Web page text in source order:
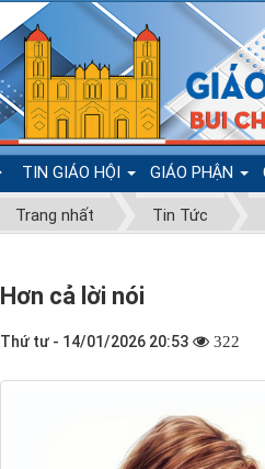
TIN GIÁO HỘI GIÁO PHẬN
Trang nhất Tin Tức
Hơn cả lời nói
Thứ tư - 14/01/2026 20:53 322